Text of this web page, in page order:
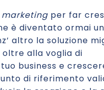
marketing per far
è diventato ormai
altro la soluzione
alla voglia di
business e
di riferimento